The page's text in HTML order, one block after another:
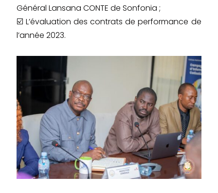
Général Lansana CONTE de Sonfonia ;
☑️ L’évaluation des contrats de performance de
l’année 2023.